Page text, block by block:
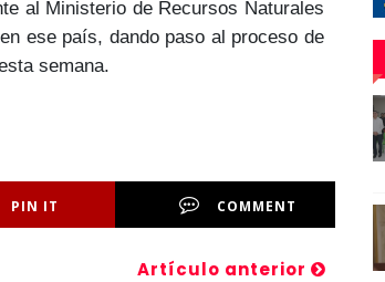
al Ministerio de Recursos Naturales
ese país, dando paso al proceso de
semana.
PIN IT COMMENT
Artículo anterior